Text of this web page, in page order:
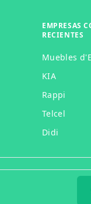
EMPRESAS
RECIENTES
Muebles
KIA
Rappi
Telcel
Didi